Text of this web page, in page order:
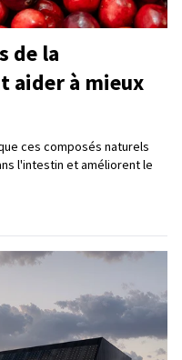
de la
aider à mieux
ces composés naturels
l'intestin et améliorent le